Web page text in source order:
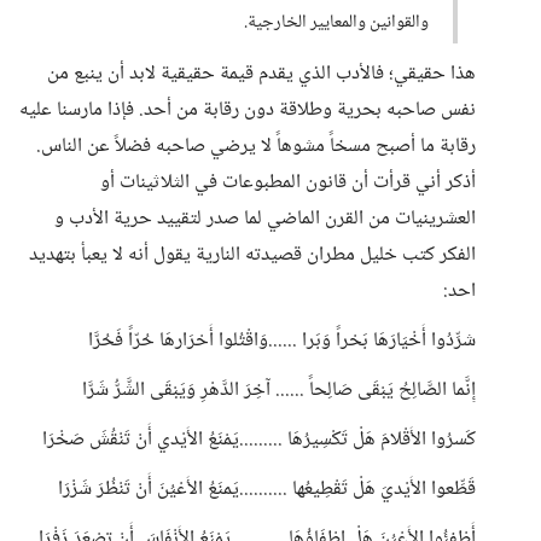
والقوانين والمعايير الخارجية.
هذا حقيقي؛ فالأدب الذي يقدم قيمة حقيقية لابد أن ينبع من
نفس صاحبه بحرية وطلاقة دون رقابة من أحد. فإذا مارسنا عليه
رقابة ما أصبح مسخاً مشوهاً لا يرضي صاحبه فضلاً عن الناس.
أذكر أني قرأت أن قانون المطبوعات في الثلاثينات أو
العشرينيات من القرن الماضي لما صدر لتقييد حرية الأدب و
الفكر كتب خليل مطران قصيدته النارية يقول أنه لا يعبأ بتهديد
احد:
شرِّدُوا أَخْيَارَهَا بَحْراً وَبَرا ......وَاقْتُلوا أَحْرَارهَا حُرّاً فَحُرَّا
إِنَّما الصَّالِحُ يَبْقَى صَالِحاً ...... آخِرَ الدَّهْرِ وَيَبْقَى الشَّرُّ شَرَّا
كَسرُوا الأَقْلامَ هَلْ تَكْسِيرُهَا .........يَمْنَعُ الأَيْدي أَنْ تَنْقُشَ صَخْرَا
قَطِّعوا الأَيْديَ هَلْ تَقْطِيعُها ..........يَمنَعُ الأَعْيُنَ أَنْ تَنْظُرَ شَزْرَا